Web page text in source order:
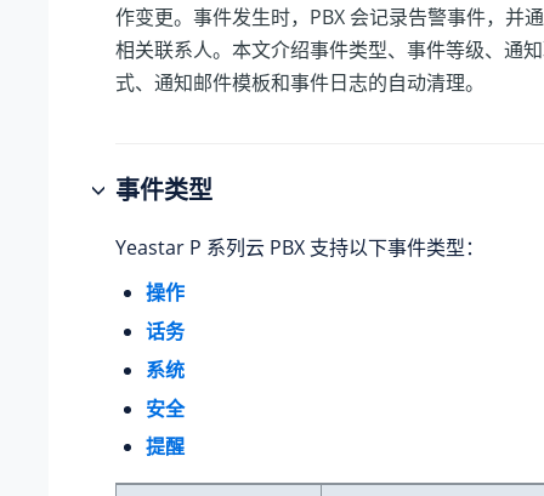
作变更。事件发生时，PBX 会记录告警事件，并
相关联系人。本文介绍事件类型、事件等级、通
式、通知邮件模板和事件日志的自动清理。
事件类型
Yeastar P 系列云 PBX 支持以下事件类型：
操作
话务
系统
安全
提醒